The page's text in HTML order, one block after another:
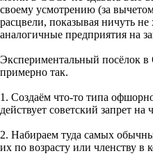
своему усмотрению (за
расцвели, показывая ничуть не
аналогичные предприятия на
Экспериментальный посёлок
примерно так.
1. Создаём что-то типа
действует советский запрет на
2. Набираем туда самых
их по возрасту или членству в